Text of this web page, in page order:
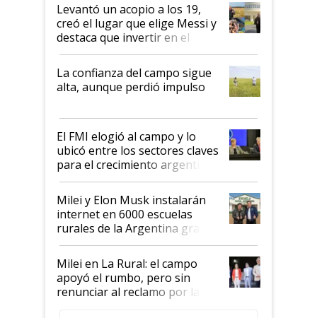
Levantó un acopio a los 19,
creó el lugar que elige Messi y
destaca que invertir en el
kirchnerismo era como "darle
plata a un hijo para droga":
Juan Félix Rossetti, el libertario
que de una dura crisis salió
de Milei
La confianza del campo sigue
alta, aunque perdió impulso
El FMI elogió al campo y lo
ubicó entre los sectores claves
para el crecimiento argentino
Milei y Elon Musk instalarán
internet en 6000 escuelas
rurales de la Argentina gracias
a un acuerdo con Starlink
Milei en La Rural: el campo
apoyó el rumbo, pero sin
renunciar al reclamo por las